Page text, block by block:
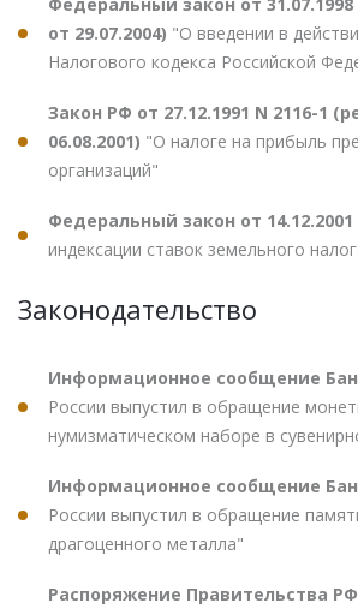
от 29.07.2004) "О введении в
Налогового кодекса Российской
Закон РФ от 27.12.1991 N 2116-1
06.08.2001) "О налоге на прибыль
организаций"
Федеральный закон от 14.12.2001
индексации ставок земельного
Законодательство
Информационное сообщение
России выпустил в обращение
нумизматическом наборе в
Информационное сообщение
России выпустил в обращение
драгоценного металла"
Распоряжение Правительства РФ